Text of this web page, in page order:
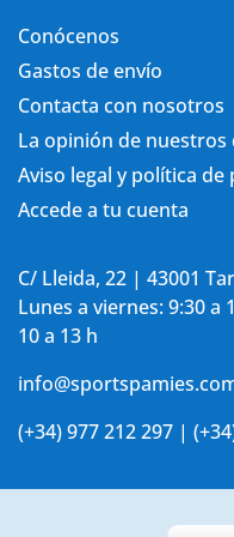
Conócenos
Gastos de envío
Contacta con nosotros
La opinión de nuestros
Aviso legal y política de
Accede a tu cuenta
C/ Lleida, 22 | 43001
Lunes a viernes: 9:30 a
10 a 13 h
(+34) 977 212 297 |